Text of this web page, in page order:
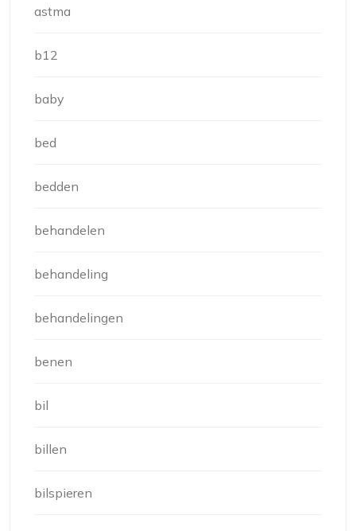
astma
b12
baby
bed
bedden
behandelen
behandeling
behandelingen
benen
bil
billen
bilspieren